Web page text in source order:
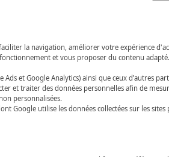
la navigation, améliorer votre expérience
et vous proposer du contenu adapté.
Ads et Google Analytics) ainsi que ceux d’autres
et traiter des données personnelles afin de
personnalisées.
Google utilise les données collectées sur les sites